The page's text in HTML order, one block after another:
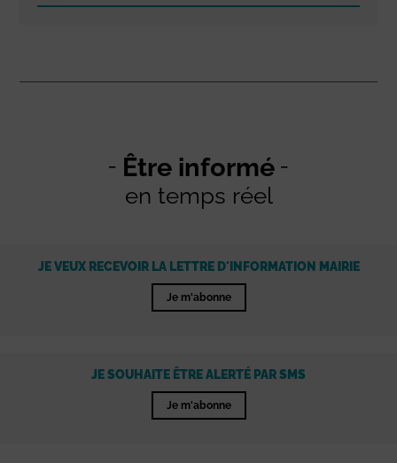
Être informé
en temps réel
JE VEUX RECEVOIR LA LETTRE D'INFORMATION MAIRIE
Je m'abonne
JE SOUHAITE ÊTRE ALERTÉ PAR SMS
Je m'abonne